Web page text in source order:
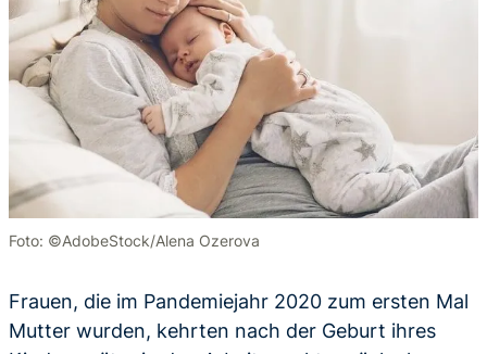
Foto: ©AdobeStock/Alena Ozerova
Frauen, die im Pandemiejahr 2020 zum ersten Mal
Mutter wurden, kehrten nach der Geburt ihres